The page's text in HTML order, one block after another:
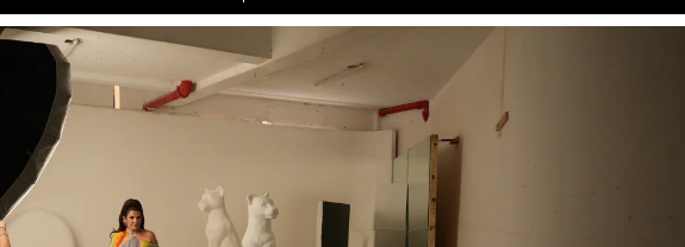
Inauguração Illa Café Inauguração Ninetto Fortaleza